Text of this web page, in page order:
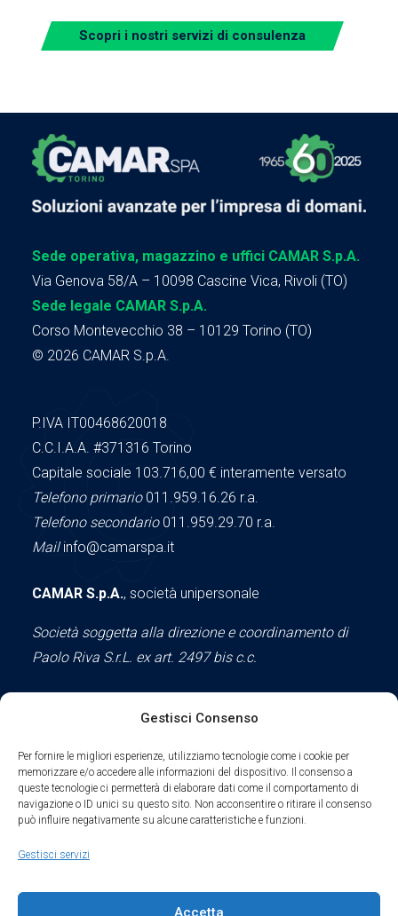
Gestisci Consenso
Per fornire le migliori esperienze, utilizziamo tecnologie come i cookie per
memorizzare e/o accedere alle informazioni del dispositivo. Il consenso a
queste tecnologie ci permetterà di elaborare dati come il comportamento di
navigazione o ID unici su questo sito. Non acconsentire o ritirare il consenso
può influire negativamente su alcune caratteristiche e funzioni.
Gestisci servizi
Accetta
Scopri i nostri servizi di consulenza
Sede operativa, magazzino e uffici CAMAR S.p.A.
Via Genova 58/A – 10098 Cascine Vica, Rivoli (TO)
Sede legale CAMAR S.p.A.
Corso Montevecchio 38 – 10129 Torino (TO)
© 2026 CAMAR S.p.A.
P.IVA IT00468620018
C.C.I.A.A. #371316 Torino
Capitale sociale 103.716,00 € interamente versato
Telefono primario011.959.16.26 r.a.
Telefono secondario011.959.29.70 r.a.
Mailinfo@camarspa.it
CAMAR S.p.A., società unipersonale
Società soggetta alla direzione e coordinamento di
Paolo Riva S.r.L. ex art. 2497 bis c.c.